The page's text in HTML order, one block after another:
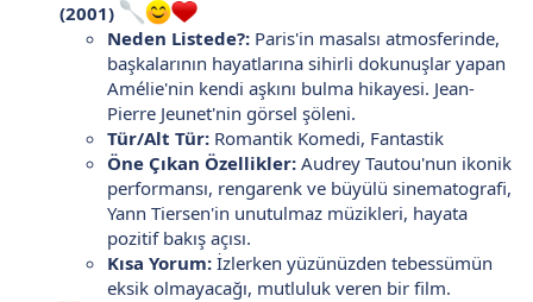
(2001)
Neden Listede?: Paris'in masalsı atmosferinde,
başkalarının hayatlarına sihirli dokunuşlar yapan
Amélie'nin kendi aşkını bulma hikayesi. Jean-
Pierre Jeunet'nin görsel şöleni.
Tür/Alt Tür: Romantik Komedi, Fantastik
Öne Çıkan Özellikler: Audrey Tautou'nun ikonik
performansı, rengarenk ve büyülü sinematografi,
Yann Tiersen'in unutulmaz müzikleri, hayata
pozitif bakış açısı.
Kısa Yorum: İzlerken yüzünüzden tebessümün
eksik olmayacağı, mutluluk veren bir film.